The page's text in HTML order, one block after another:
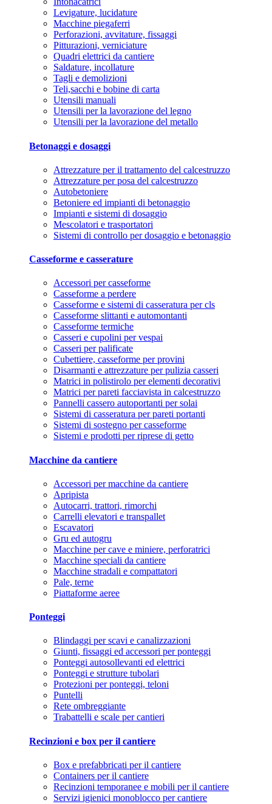
Levigature, lucidature
Macchine piegaferri
Perforazioni, avvitature, fissaggi
Pitturazioni, verniciature
Quadri elettrici da cantiere
Saldature, incollature
Tagli e demolizioni
Teli,sacchi e bobine di carta
Utensili manuali
Utensili per la lavorazione del legno
Utensili per la lavorazione del metallo
Betonaggi e dosaggi
Attrezzature per il trattamento del calcestruzzo
Attrezzature per posa del calcestruzzo
Autobetoniere
Betoniere ed impianti di betonaggio
Impianti e sistemi di dosaggio
Mescolatori e trasportatori
Sistemi di controllo per dosaggio e betonaggio
Casseforme e casserature
Accessori per casseforme
Casseforme a perdere
Casseforme e sistemi di casseratura per cls
Casseforme slittanti e automontanti
Casseforme termiche
Casseri e cupolini per vespai
Casseri per palificate
Cubettiere, casseforme per provini
Disarmanti e attrezzature per pulizia casseri
Matrici in polistirolo per elementi decorativi
Matrici per pareti facciavista in calcestruzzo
Pannelli cassero autoportanti per solai
Sistemi di casseratura per pareti portanti
Sistemi di sostegno per casseforme
Sistemi e prodotti per riprese di getto
Macchine da cantiere
Accessori per macchine da cantiere
Apripista
Autocarri, trattori, rimorchi
Carrelli elevatori e transpallet
Escavatori
Gru ed autogru
Macchine per cave e miniere, perforatrici
Macchine speciali da cantiere
Macchine stradali e compattatori
Pale, terne
Piattaforme aeree
Ponteggi
Blindaggi per scavi e canalizzazioni
Giunti, fissaggi ed accessori per ponteggi
Ponteggi autosollevanti ed elettrici
Ponteggi e strutture tubolari
Protezioni per ponteggi, teloni
Puntelli
Rete ombreggiante
Trabattelli e scale per cantieri
Recinzioni e box per il cantiere
Box e prefabbricati per il cantiere
Containers per il cantiere
Recinzioni temporanee e mobili per il cantiere
Servizi igienici monoblocco per cantiere